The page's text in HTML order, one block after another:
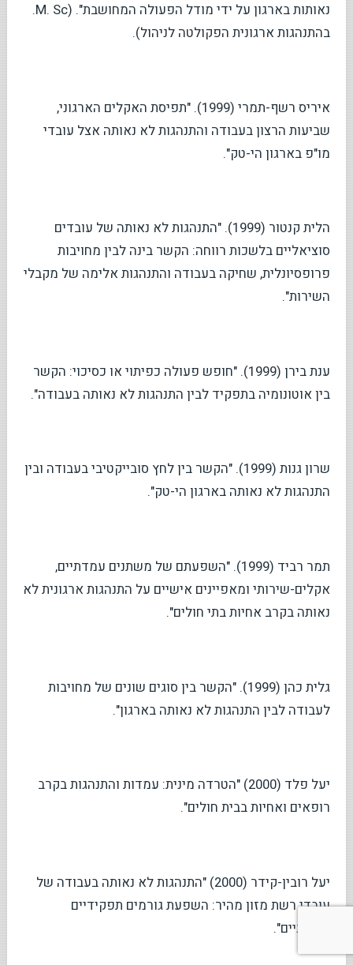
נאותות בארגון על ידי מודל הפעולה המחושבת". (M. Sc.
בהתנהגות ארגונית הפקולטה לניהול).
איריס רשף-תמרי (1999). "תפיסת האקלים הארגוני,
שביעות הרצון בעבודה והתנהגות לא נאותה אצל עובדי
מו"פ בארגון הי-טק".
הלית קנטור (1999). "התנהגות לא נאותה של עובדים
סוציאליים בלשכות רווחה: הקשר בינה לבין מחויבות
פרופסיונלית, שחיקה בעבודה והתנהגות אלימה של מקבלי
השירות".
ענת בירן (1999). "חופש פעולה כפיתוי או כסיכוי: הקשר
בין אוטונומיה בתפקיד לבין התנהגות לא נאותה בעבודה".
שרון גנות (1999). "הקשר בין לחץ סובייקטיבי בעבודה ובין
התנהגות לא נאותה בארגון הי-טק".
תמר רביד (1999). "השפעתם של משתנים עמדתיים,
אקלים-שירותי ומאפיינים אישיים על התנהגות ארגונית לא
נאותה בקרב אחיות בתי חולים".
גלית כהן (1999). "הקשר בין סוגים שונים של מחויבות
לעבודה לבין התנהגות לא נאותה בארגון".
יעל פלד (2000) "הטרדה מינית: עמדות והתנהגות בקרב
רופאים ואחיות בבית חולים".
יעל רובין-קידר (2000) "התנהגות לא נאותה בעבודה של
עובדי רשת מזון מהיר: השפעת גורמים תפקידיים
וארגוניים".